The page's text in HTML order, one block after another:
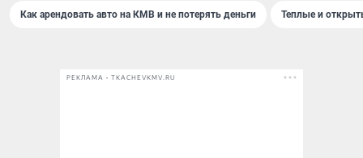
Как арендовать авто на КМВ и не потерять деньги Теплые и
РЕКЛАМА • TKACHEVKMV.RU